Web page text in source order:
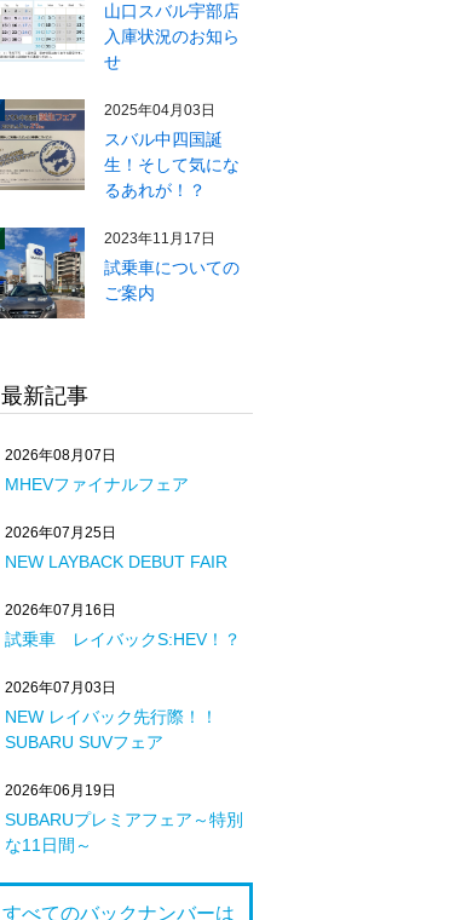
山口スバル宇部店
入庫状況のお知ら
せ
2025年04月03日
スバル中四国誕
生！そして気にな
るあれが！？
2023年11月17日
試乗車についての
ご案内
最新記事
2026年08月07日
MHEVファイナルフェア
2026年07月25日
NEW LAYBACK DEBUT FAIR
2026年07月16日
試乗車 レイバックS:HEV！？
2026年07月03日
NEW レイバック先行際！！
SUBARU SUVフェア
2026年06月19日
SUBARUプレミアフェア～特別
な11日間～
すべてのバックナンバーは